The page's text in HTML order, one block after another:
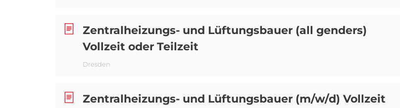
Zentralheizungs- und Lüftungsbauer (all genders)
Vollzeit oder Teilzeit
Dresden
Zentralheizungs- und Lüftungsbauer (m/w/d) Vollzeit